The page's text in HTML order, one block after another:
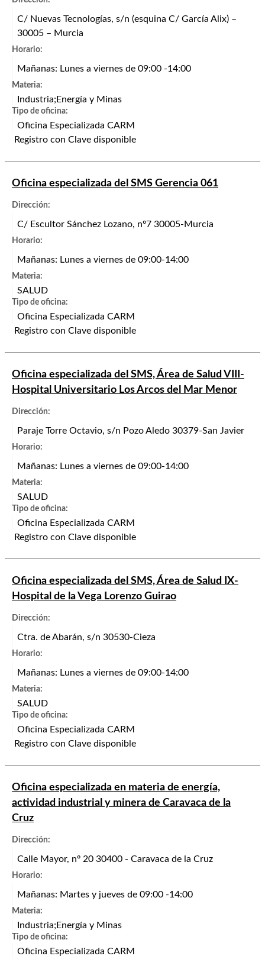
C/ Nuevas Tecnologías, s/n (esquina C/ García Alix) –
30005 – Murcia
Horario:
Mañanas: Lunes a viernes de 09:00 -14:00
Materia:
Industria;Energía y Minas
Tipo de oficina:
Oficina Especializada CARM
Registro con Clave disponible
Oficina especializada del SMS Gerencia 061
Dirección:
C/ Escultor Sánchez Lozano, nº7 30005-Murcia
Horario:
Mañanas: Lunes a viernes de 09:00-14:00
Materia:
SALUD
Tipo de oficina:
Oficina Especializada CARM
Registro con Clave disponible
Oficina especializada del SMS, Área de Salud VIII-
Hospital Universitario Los Arcos del Mar Menor
Dirección:
Paraje Torre Octavio, s/n Pozo Aledo 30379-San Javier
Horario:
Mañanas: Lunes a viernes de 09:00-14:00
Materia:
SALUD
Tipo de oficina:
Oficina Especializada CARM
Registro con Clave disponible
Oficina especializada del SMS, Área de Salud IX-
Hospital de la Vega Lorenzo Guirao
Dirección:
Ctra. de Abarán, s/n 30530-Cieza
Horario:
Mañanas: Lunes a viernes de 09:00-14:00
Materia:
SALUD
Tipo de oficina:
Oficina Especializada CARM
Registro con Clave disponible
Oficina especializada en materia de energía,
actividad industrial y minera de Caravaca de la
Cruz
Dirección:
Calle Mayor, nº 20 30400 - Caravaca de la Cruz
Horario:
Mañanas: Martes y jueves de 09:00 -14:00
Materia:
Industria;Energía y Minas
Tipo de oficina:
Oficina Especializada CARM